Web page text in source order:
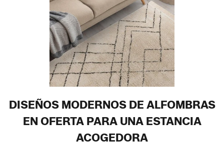
DISEÑOS MODERNOS DE ALFOMBRAS
EN OFERTA PARA UNA ESTANCIA
ACOGEDORA